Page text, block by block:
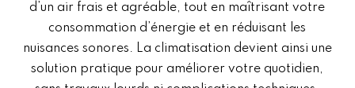
d’un air frais et agréable, tout en maîtrisant votre
consommation d’énergie et en réduisant les
nuisances sonores. La climatisation devient ainsi une
solution pratique pour améliorer votre quotidien,